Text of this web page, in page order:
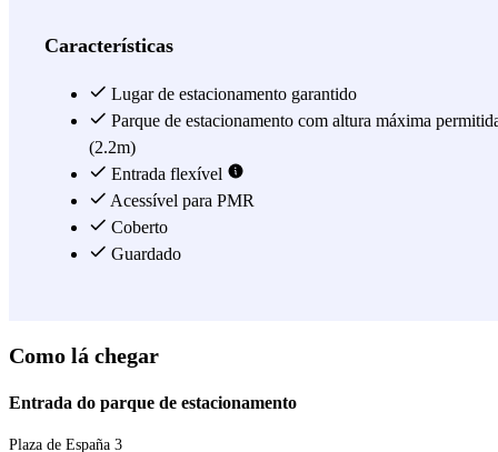
Características
Lugar de estacionamento garantido
Parque de estacionamento com altura máxima
(2.2m)
Entrada flexível
Acessível para PMR
Coberto
Guardado
Como lá chegar
Entrada do parque de estacionamento
Plaza de España 3